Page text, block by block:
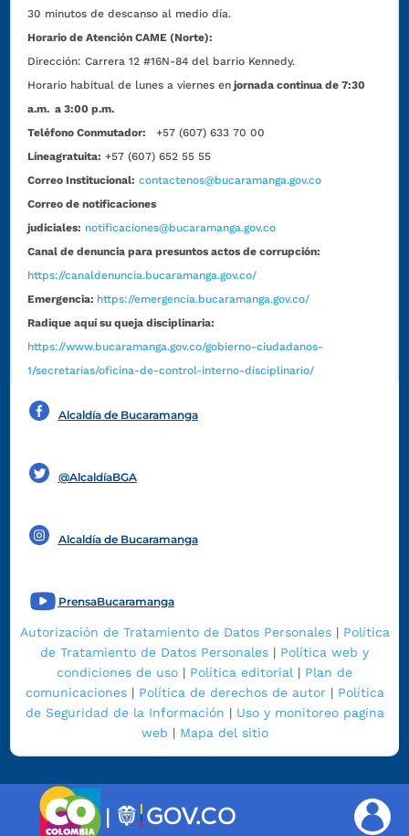
30 minutos de descanso al medio día.
Horario de Atención CAME (Norte):
Dirección:Carrera 12 #16N-84 del barrio Kennedy.
Horario habitual de lunes a viernes en jornada continua de 7:30
a.m. a 3:00 p.m.
Teléfono Conmutador:
+57 (607) 633 70 00
Líneagratuita: +57 (607) 652 55 55
Correo Institucional: contactenos@bucaramanga.gov.co
Correo de notificaciones
judiciales: notificaciones@bucaramanga.gov.co
Canal de denuncia para presuntos actos de corrupción:
https://canaldenuncia.bucaramanga.gov.co/
Emergencia: https://emergencia.bucaramanga.gov.co/
Radique aquí su queja disciplinaria:
https://www.bucaramanga.gov.co/gobierno-ciudadanos-
1/secretarias/oficina-de-control-interno-disciplinario/
Alcaldía de Bucaramanga
@AlcaldíaBGA
Alcaldía de Bucaramanga
PrensaBucaramanga
Autorización de Tratamiento de Datos Personales| Política
de Tratamiento de Datos Personales | Política web y
condiciones de uso | Política editorial | Plan de
comunicaciones| Política de derechos de autor| Política
de Seguridad de la Información | Uso y monitoreo pagina
web | Mapa del sitio
|